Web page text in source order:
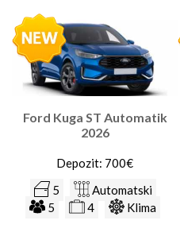
Ford Kuga ST Automatik
2026
Depozit: 700€
5
Automatski
5
4 Klima